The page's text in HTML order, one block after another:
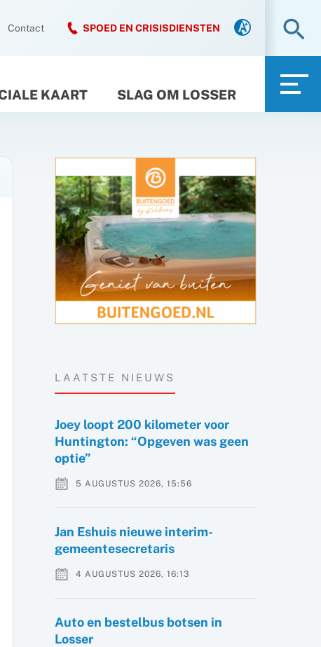
Contact SPOED EN CRISISDIENSTEN
KAART SLAG OM LOSSER
LAATSTE NIEUWS
Joey loopt 200 kilometer voor
Huntington: “Opgeven was geen
optie”
5 AUGUSTUS 2026, 15:56
Jan Eshuis nieuwe interim-
gemeentesecretaris
4 AUGUSTUS 2026, 16:13
Auto en bestelbus botsen in
Losser